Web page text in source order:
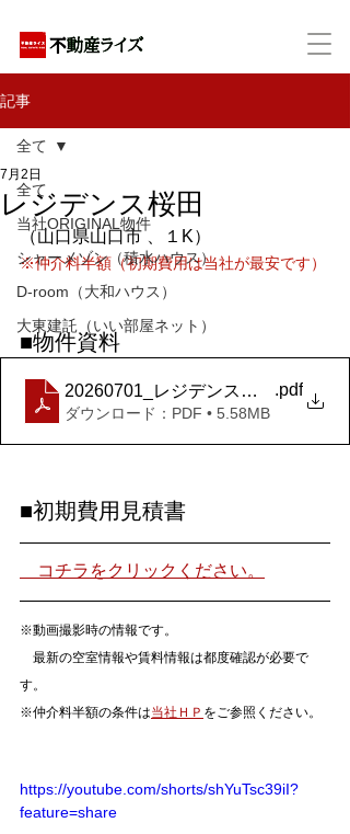
記事
全て
当社ORIGINAL物件
シャーメゾン（積水ハウス）
D-room（大和ハウス）
大東建託（いい部屋ネット）
全て
レジデンス桜田
7月2日
（山口県山口市 、１K）
※仲介料半額（初期費用は当社が最安です）
■物件資料
20260701_レジデンス桜田+２０３号
.pdf
ダウンロード：PDF • 5.58MB
■初期費用見積書
コチラをクリックください。
※動画撮影時の情報です。
最新の空室情報や賃料情報は都度確認が必要で
す。
※仲介料半額の条件は当社ＨＰ をご参照ください。
https://youtube.com/shorts/shYuTsc39iI?
feature=share